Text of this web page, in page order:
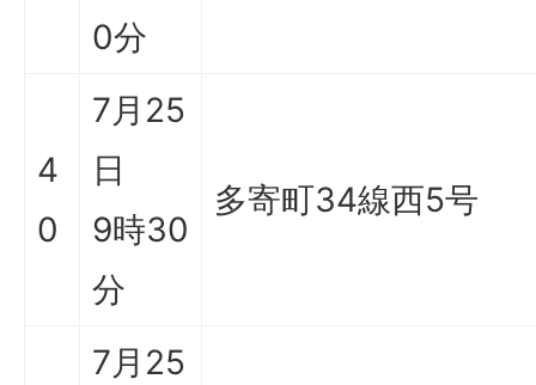
0分
4
0
7月25
日
9時30
分
多寄町34線西5号
7月25